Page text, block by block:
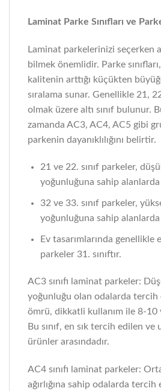
Laminat Parke Sınıfları ve
Laminat parkelerinizi seçerken
bilmek önemlidir. Parke sınıfları,
kalitenin arttığı küçükten
sıralama sunar. Genellikle 21,
olmak üzere altı sınıf bulunur.
zamanda AC3, AC4, AC5 gibi
parkenin dayanıklılığını belirtir.
21 ve 22. sınıf parkeler,
yoğunluğuna sahip
32 ve 33. sınıf parkeler,
yoğunluğuna sahip alanlarda
Ev tasarımlarında genellikle
parkeler 31. sınıftır.
AC3 sınıfı laminat parkeler:
yoğunluğu olan odalarda tercih
ömrü, dikkatli kullanım ile 8-10
Bu sınıf, en sık tercih edilen ve
ürünler arasındadır.
AC4 sınıfı laminat parkeler:
ağırlığına sahip odalarda tercih